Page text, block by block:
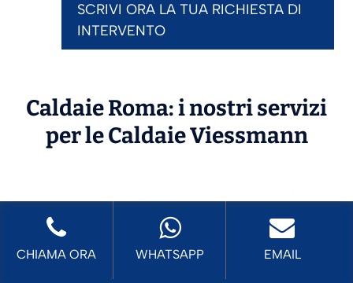
SCRIVI ORA LA TUA RICHIESTA DI
INTERVENTO
Caldaie Roma: i nostri servizi
per le CaldaieViessmann
CHIAMA ORA WHATSAPP EMAIL